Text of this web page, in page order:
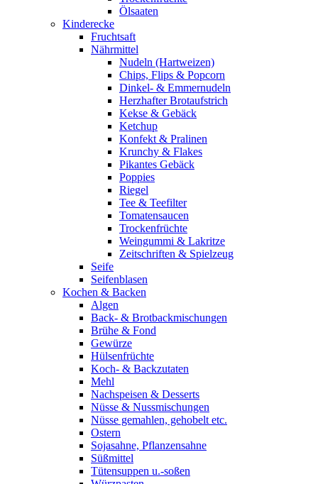
Ölsaaten
Kinderecke
Fruchtsaft
Nährmittel
Nudeln (Hartweizen)
Chips, Flips & Popcorn
Dinkel- & Emmernudeln
Herzhafter Brotaufstrich
Kekse & Gebäck
Ketchup
Konfekt & Pralinen
Krunchy & Flakes
Pikantes Gebäck
Poppies
Riegel
Tee & Teefilter
Tomatensaucen
Trockenfrüchte
Weingummi & Lakritze
Zeitschriften & Spielzeug
Seife
Seifenblasen
Kochen & Backen
Algen
Back- & Brotbackmischungen
Brühe & Fond
Gewürze
Hülsenfrüchte
Koch- & Backzutaten
Mehl
Nachspeisen & Desserts
Nüsse & Nussmischungen
Nüsse gemahlen, gehobelt etc.
Ostern
Sojasahne, Pflanzensahne
Süßmittel
Tütensuppen u.-soßen